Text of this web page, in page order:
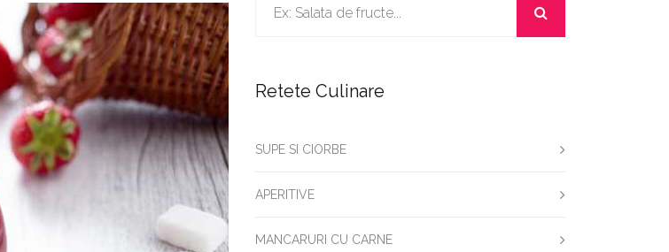
Retete Culinare
SUPE SI CIORBE
APERITIVE
MANCARURI CU CARNE